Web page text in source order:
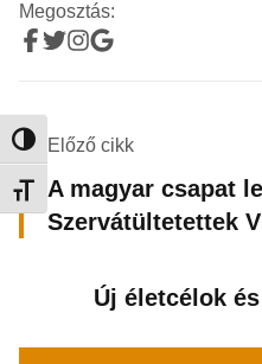
Nagy kontraszt váltása
Betűméret váltása
Megosztás:
Előző cikk
A magyar csapat
Szervátültetettek
Új életcélok